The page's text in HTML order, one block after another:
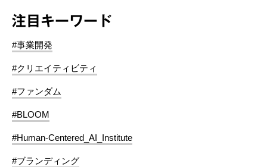
注目キーワード
#事業開発
#クリエイティビティ
#ファンダム
#BLOOM
#Human-Centered_AI_Institute
#ブランディング